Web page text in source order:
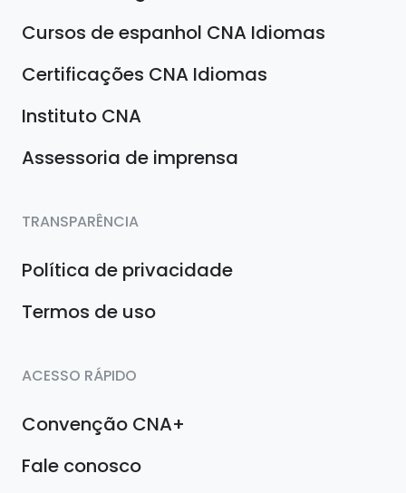
Cursos de espanhol CNA Idiomas
Certificações CNA Idiomas
Instituto CNA
Assessoria de imprensa
TRANSPARÊNCIA
Política de privacidade
Termos de uso
ACESSO RÁPIDO
Convenção CNA+
Fale conosco